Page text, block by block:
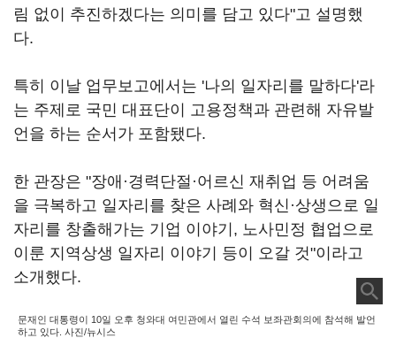
림 없이 추진하겠다는 의미를 담고 있다"고 설명했
다.
특히 이날 업무보고에서는 '나의 일자리를 말하다'라
는 주제로 국민 대표단이 고용정책과 관련해 자유발
언을 하는 순서가 포함됐다.
한 관장은 "장애·경력단절·어르신 재취업 등 어려움
을 극복하고 일자리를 찾은 사례와 혁신·상생으로 일
자리를 창출해가는 기업 이야기, 노사민정 협업으로
이룬 지역상생 일자리 이야기 등이 오갈 것"이라고
소개했다.
문재인 대통령이 10일 오후 청와대 여민관에서 열린 수석 보좌관회의에 참석해 발언
하고 있다. 사진/뉴시스